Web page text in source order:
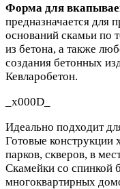
Форма для
предназначается для
оснований скамьи по
из бетона, а также
создания бетонных
Кевларобетон.
_x000D_
Идеально подходит
Готовые конструкции
парков, скверов, в
Скамейки со спинкой
многоквартирных